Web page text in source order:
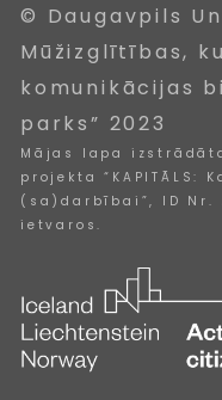
© Daugavpils
Mūžizglītības,
komunikācijas
parks” 2023
Mājas lapa
projekta
(sa)darbībai”, ID Nr.
ietvaros.